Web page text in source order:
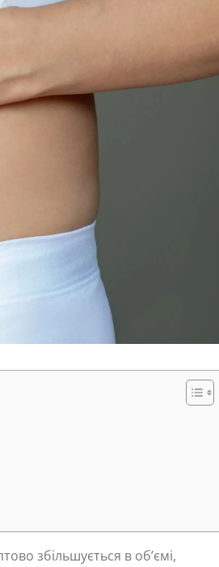
збільшується в об’ємі,